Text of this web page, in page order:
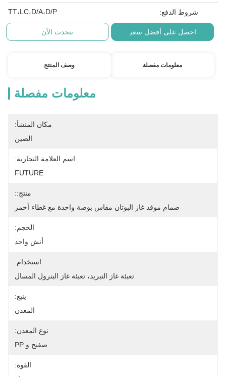
شروط الدفع: TT،LC،D/A،D/P
احصل على أفضل سعر نتحدث الآن
معلومات مفصلة وصف المنتج
معلومات مفصلة
مكان المنشأ:
الصين
اسم العلامة التجارية:
FUTURE
منتج::
صمام موقد غاز البوتان مقاس بوصة واحدة مع غطاء أحمر
الحجم:
أنش واحد
استخدام:
تعبئة غاز التبريد، تعبئة غاز البترول المسال
ينبع:
المعدن
نوع المعدن:
صفيح و PP
القوة: